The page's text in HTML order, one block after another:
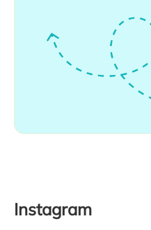
Instagram